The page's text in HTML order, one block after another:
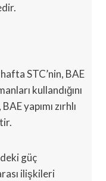
STC’nin, BAE
kullandığını
yapımı zırhlı
güç
ilişkileri